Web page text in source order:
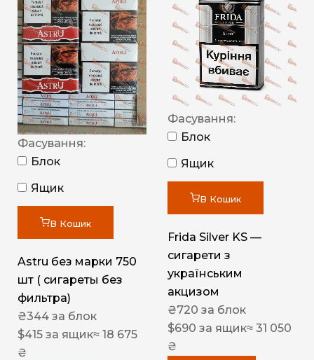
Фасування:
Блок
Ящик
В Кошик
Astru без марки 750
шт ( сигареты без
фильтра)
₴344 за блок
$415 за ящик≈ 18 675
₴
Фасування:
Блок
Ящик
В Кошик
Frida Silver KS —
сигарети з
українським
акцизом
₴720 за блок
$690 за ящик≈ 31 050
₴